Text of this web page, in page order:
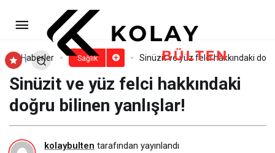
Haberler Sağlık Sinüzit ve yüz felci hakkındaki
Sinüzit ve yüz felci hakkındaki
doğru bilinen yanlışlar!
kolaybulten tarafından yayınlandı
Menopoz bir bitiş değil, kadının
yeni bir versiyonu!
Yorum Yap Paylaş